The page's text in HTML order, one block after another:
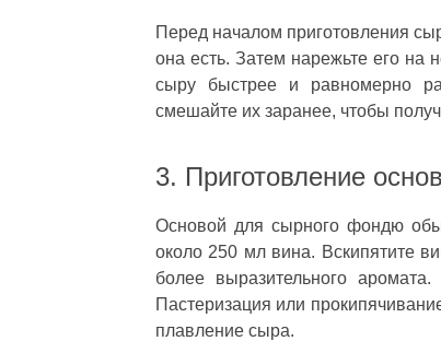
Перед началом приготовления
она есть. Затем нарежьте его на
сыру быстрее и равномерно
смешайте их заранее, чтобы
3. Приготовление
Основой для сырного фондю
около 250 мл вина. Вскипятите
более выразительного
Пастеризация или
плавление сыра.